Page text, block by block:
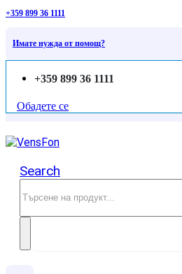
+359 899 36 1111
Имате нужда от помощ?
+359 899 36 1111
Обадете се
Search